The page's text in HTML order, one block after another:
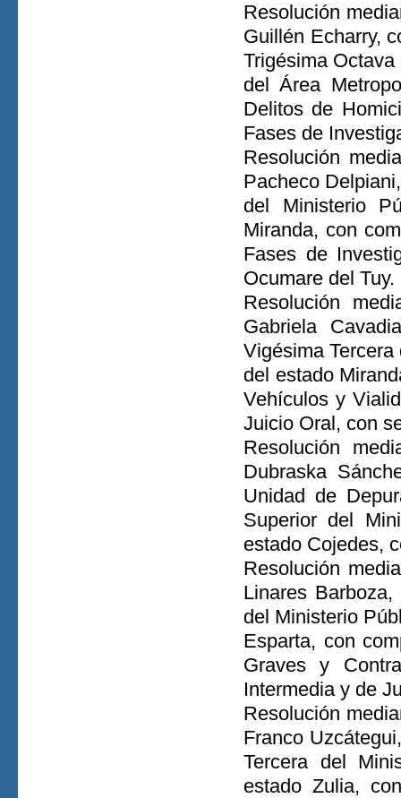
Resolución
Guillén Echarry,
Trigésima
del Área
Delitos de
Fases de
Resolución
Pacheco
del Ministerio
Miranda, con
Fases de
Ocumare del Tuy.
Resolución
Gabriela
Vigésima
del estado
Vehículos y
Juicio Oral, con
Resolución
Dubraska
Unidad de
Superior del
estado Cojedes,
Resolución
Linares
del Ministerio
Esparta, con
Graves y
Intermedia y de
Resolución
Franco
Tercera del
estado Zulia,